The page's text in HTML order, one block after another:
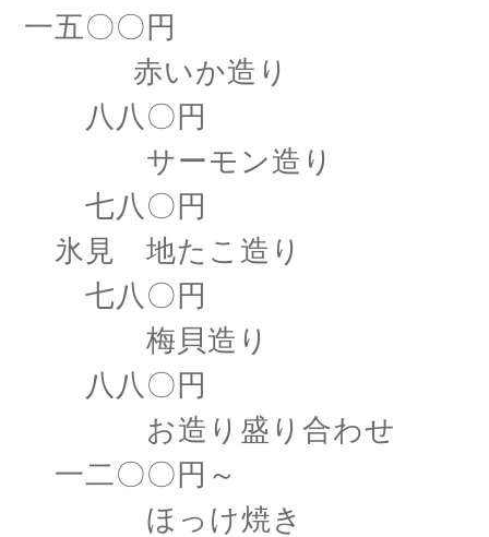
一五〇〇円
赤いか造り
八八〇円
サーモン造り
七八〇円
氷見 地たこ造り
七八〇円
梅貝造り
八八〇円
お造り盛り合わせ
一二〇〇円～
ほっけ焼き